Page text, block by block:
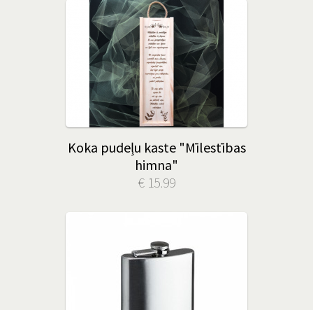
Koka pudeļu kaste "Mīlestības
himna"
€ 15.99